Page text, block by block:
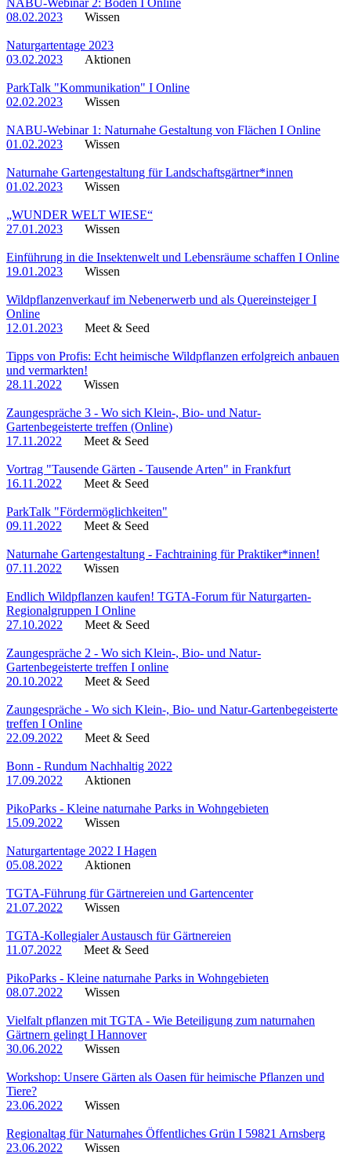
08.02.2023
Wissen
Naturgartentage 2023
03.02.2023
Aktionen
ParkTalk "Kommunikation" I Online
02.02.2023
Wissen
NABU-Webinar 1: Naturnahe Gestaltung von Flächen I Online
01.02.2023
Wissen
Naturnahe Gartengestaltung für Landschaftsgärtner*innen
01.02.2023
Wissen
„WUNDER WELT WIESE“
27.01.2023
Wissen
Einführung in die Insektenwelt und Lebensräume schaffen I Online
19.01.2023
Wissen
Wildpflanzenverkauf im Nebenerwerb und als Quereinsteiger I
Online
12.01.2023
Meet & Seed
Tipps von Profis: Echt heimische Wildpflanzen erfolgreich anbauen
und vermarkten!
28.11.2022
Wissen
Zaungespräche 3 - Wo sich Klein-, Bio- und Natur-
Gartenbegeisterte treffen (Online)
17.11.2022
Meet & Seed
Vortrag "Tausende Gärten - Tausende Arten" in Frankfurt
16.11.2022
Meet & Seed
ParkTalk "Fördermöglichkeiten"
09.11.2022
Meet & Seed
Naturnahe Gartengestaltung - Fachtraining für Praktiker*innen!
07.11.2022
Wissen
Endlich Wildpflanzen kaufen! TGTA-Forum für Naturgarten-
Regionalgruppen I Online
27.10.2022
Meet & Seed
Zaungespräche 2 - Wo sich Klein-, Bio- und Natur-
Gartenbegeisterte treffen I online
20.10.2022
Meet & Seed
Zaungespräche - Wo sich Klein-, Bio- und Natur-Gartenbegeisterte
treffen I Online
22.09.2022
Meet & Seed
Bonn - Rundum Nachhaltig 2022
17.09.2022
Aktionen
PikoParks - Kleine naturnahe Parks in Wohngebieten
15.09.2022
Wissen
Naturgartentage 2022 I Hagen
05.08.2022
Aktionen
TGTA-Führung für Gärtnereien und Gartencenter
21.07.2022
Wissen
TGTA-Kollegialer Austausch für Gärtnereien
11.07.2022
Meet & Seed
PikoParks - Kleine naturnahe Parks in Wohngebieten
08.07.2022
Wissen
Vielfalt pflanzen mit TGTA - Wie Beteiligung zum naturnahen
Gärtnern gelingt I Hannover
30.06.2022
Wissen
Workshop: Unsere Gärten als Oasen für heimische Pflanzen und
Tiere?
23.06.2022
Wissen
Regionaltag für Naturnahes Öffentliches Grün I 59821 Arnsberg
23.06.2022
Wissen